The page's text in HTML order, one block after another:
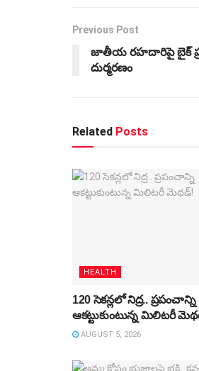
Previous Post
జాతీయ రహదారిపై బైక్
దుర్మరణం
Related Posts
HEALTH
120 సెకన్లలో నిద్ర.. ప్రపంచాన్ని
ఆకట్టుకుంటున్న మిలిటరీ
AUGUST 5, 2026